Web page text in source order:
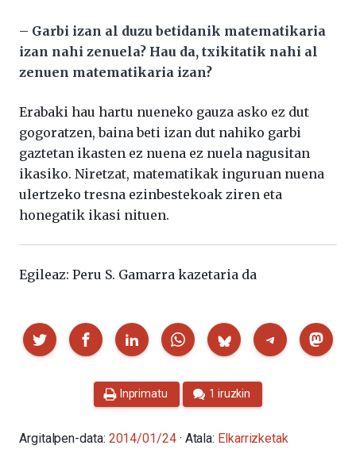
– Garbi izan al duzu betidanik matematikaria
izan nahi zenuela? Hau da, txikitatik nahi al
zenuen matematikaria izan?
Erabaki hau hartu nueneko gauza asko ez dut
gogoratzen, baina beti izan dut nahiko garbi
gaztetan ikasten ez nuena ez nuela nagusitan
ikasiko. Niretzat, matematikak inguruan nuena
ulertzeko tresna ezinbestekoak ziren eta
honegatik ikasi nituen.
Egileaz: Peru S. Gamarra kazetaria da
Partekatu
Inprimatu 1 iruzkin
Argitalpen-data: 2014/01/24 · Atala: Elkarrizketak